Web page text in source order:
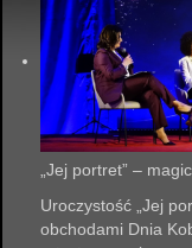
„Jej portret” –
Uroczystość „Jej
obchodami Dnia